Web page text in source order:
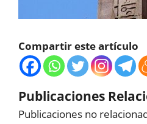
Compartir este artículo
Publicaciones
Publicaciones no